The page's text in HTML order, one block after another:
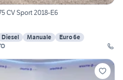
CV Sport 2018-E6
Diesel Manuale
Euro 6e